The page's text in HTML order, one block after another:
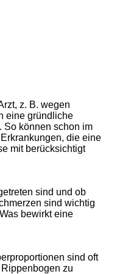
z. B. wegen
eine gründliche
So können schon im
die eine
mit berücksichtigt
sind und ob
sind wichtig
bewirkt eine
sind oft
zu